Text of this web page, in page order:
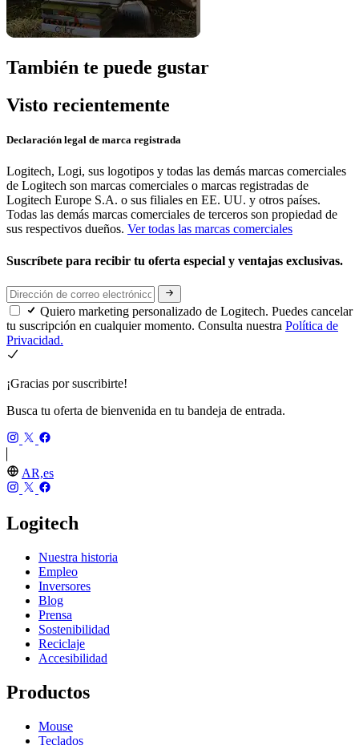
También te puede gustar
Visto recientemente
Declaración legal de marca registrada
Logitech, Logi, sus logotipos y todas las demás marcas comerciales
de Logitech son marcas comerciales o marcas registradas de
Logitech Europe S.A. o sus filiales en EE. UU. y otros países.
Todas las demás marcas comerciales de terceros son propiedad de
sus respectivos dueños. Ver todas las marcas comerciales
Suscríbete para recibir tu oferta especial y ventajas exclusivas.
Quiero marketing personalizado de Logitech. Puedes cancelar
tu suscripción en cualquier momento. Consulta nuestra Política de
Privacidad.
¡Gracias por suscribirte!
Busca tu oferta de bienvenida en tu bandeja de entrada.
AR,es
Logitech
Nuestra historia
Empleo
Inversores
Blog
Prensa
Sostenibilidad
Reciclaje
Accesibilidad
Productos
Mouse
Teclados